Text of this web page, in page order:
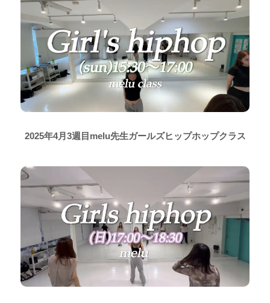
2025年4月3週目melu先生ガールズヒップホップクラス